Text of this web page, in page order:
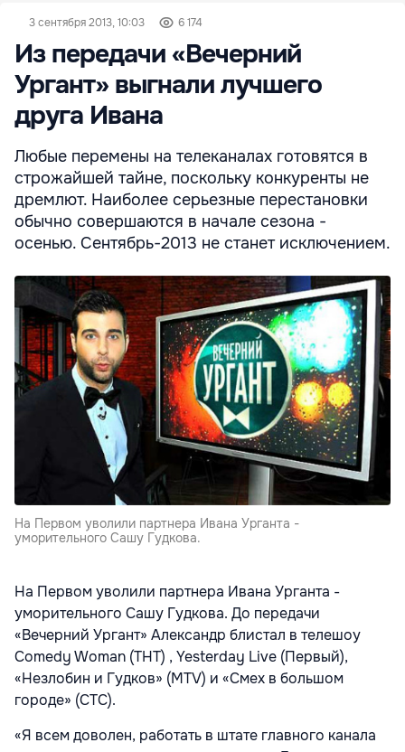
3 сентября 2013, 10:03 6 174
Из передачи «Вечерний
Ургант» выгнали лучшего
друга Ивана
Любые перемены на телеканалах готовятся в
строжайшей тайне, поскольку конкуренты не
дремлют. Наиболее серьезные перестановки
обычно совершаются в начале сезона -
осенью. Сентябрь-2013 не станет исключением.
На Первом уволили партнера Ивана Урганта -
уморительного Сашу Гудкова.
На Первом уволили партнера Ивана Урганта -
уморительного Сашу Гудкова. До передачи
«Вечерний Ургант» Александр блистал в телешоу
Comedy Woman (ТНТ) , Yesterday Live (Первый),
«Незлобин и Гудков» (MTV) и «Смех в большом
городе» (СТС).
«Я всем доволен, работать в штате главного канала